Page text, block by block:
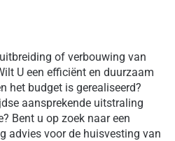
of verbouwing van
U een efficiënt en duurzaam
het budget is gerealiseerd?
aansprekende uitstraling
Bent u op zoek naar een
advies voor de huisvesting van